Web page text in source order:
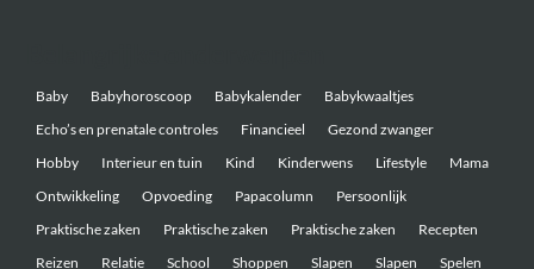
Baby Babyhoroscoop Babykalender
Babykwaaltjes
Echo’s en prenatale controles
Financieel
Gezond zwanger
Hobby
Interieur en tuin Kind Kinderwens Lifestyle
Mama
Ontwikkeling
Opvoeding Papacolumn
Persoonlijk
Praktische zaken
Praktische zaken Praktische zaken
Recepten
Reizen
Relatie School Shoppen Slapen Slapen
Spelen